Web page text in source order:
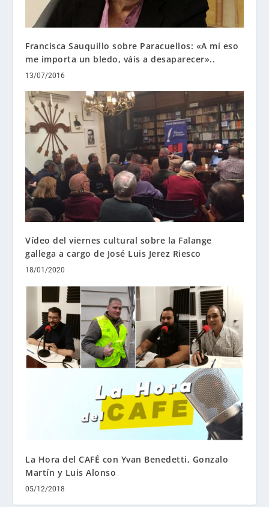
Francisca Sauquillo sobre Paracuellos: «A mí eso
me importa un bledo, váis a desaparecer»..
13/07/2016
Vídeo del viernes cultural sobre la Falange
gallega a cargo de José Luis Jerez Riesco
18/01/2020
La Hora del CAFÉ con Yvan Benedetti, Gonzalo
Martín y Luis Alonso
05/12/2018